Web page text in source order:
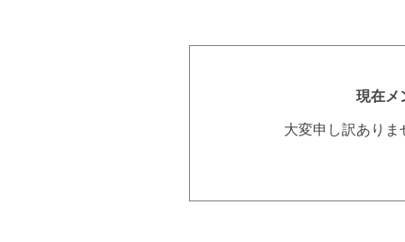
現在メ
大変申し訳あり